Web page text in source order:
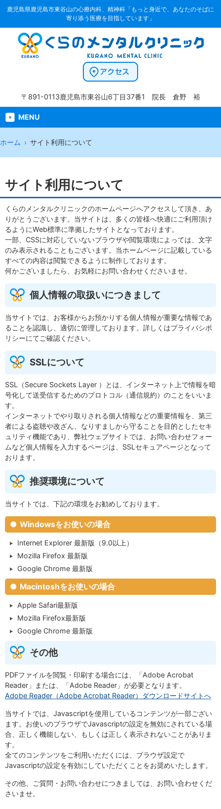
鹿児島県鹿児島市東谷山の心療内科、精神科「もっと身近で、あなたのそばに
寄り添う医療を目指しています」
〒891-0113鹿児島市東谷山6丁目37番1 院長 倉野 裕
MENU
ホーム サイト利用について
サイト利用について
くらのメンタルクリニックのホームページへアクセスして頂き、あ
りがとうございます。当サイトは、多くの皆様へ快適にご利用頂け
るようにWeb標準に準拠したサイトとなっております。
一部、CSSに対応していないブラウザや閲覧環境によっては、文字
のみ表示されることもございます。当ホームページに記載している
すべての内容は閲覧できるように制作しております。
何かございましたら、お気軽にお問い合わせくださいませ。
個人情報の取扱いにつきまして
当サイトでは、お客様からお預かりする個人情報が重要な情報であ
ることを認識し、適切に管理しております。詳しくはプライバシポ
リシーにてご確認ください。
SSLについて
SSL（Secure Sockets Layer ）とは、インターネット上で情報を暗
号化して送受信するためのプロトコル（通信規約）のことをいいま
す。
インターネットでやり取りされる個人情報などの重要情報を、第三
者による盗聴や改ざん、なりすましから守ることを目的としたセキ
ュリティ機能であり、弊社ウェブサイトでは、お問い合わせフォー
ムなど個人情報を入力するページは、SSLセキュアページとなって
おります。
推奨環境について
当サイトでは、下記の環境をお勧めしております。
Windowsをお使いの場合
Internet Explorer 最新版（9.0以上）
Mozilla Firefox 最新版
Google Chrome 最新版
Macintoshをお使いの場合
Apple Safari最新版
Mozilla Firefox最新版
Google Chrome 最新版
その他
PDFファイルを閲覧・印刷する場合には、「Adobe Acrobat
Reader」または、「Adobe Reader」が必要となります。
Adobe Reader（Adobe Acrobat Reader）ダウンロードサイトへ
当サイトでは、Javascriptを使用しているコンテンツが一部ござい
ます。お使いのブラウザでJavascriptの設定を無効にされている場
合、正しく機能しない、もしくは正しく表示されないことがありま
す。
全てのコンテンツをご利用いただくには、ブラウザ設定で
Javascriptの設定を有効にしていただくことをお奨めいたします。
その他、ご質問・お問い合わせにつきましては、お問い合わせくだ
さいませ。